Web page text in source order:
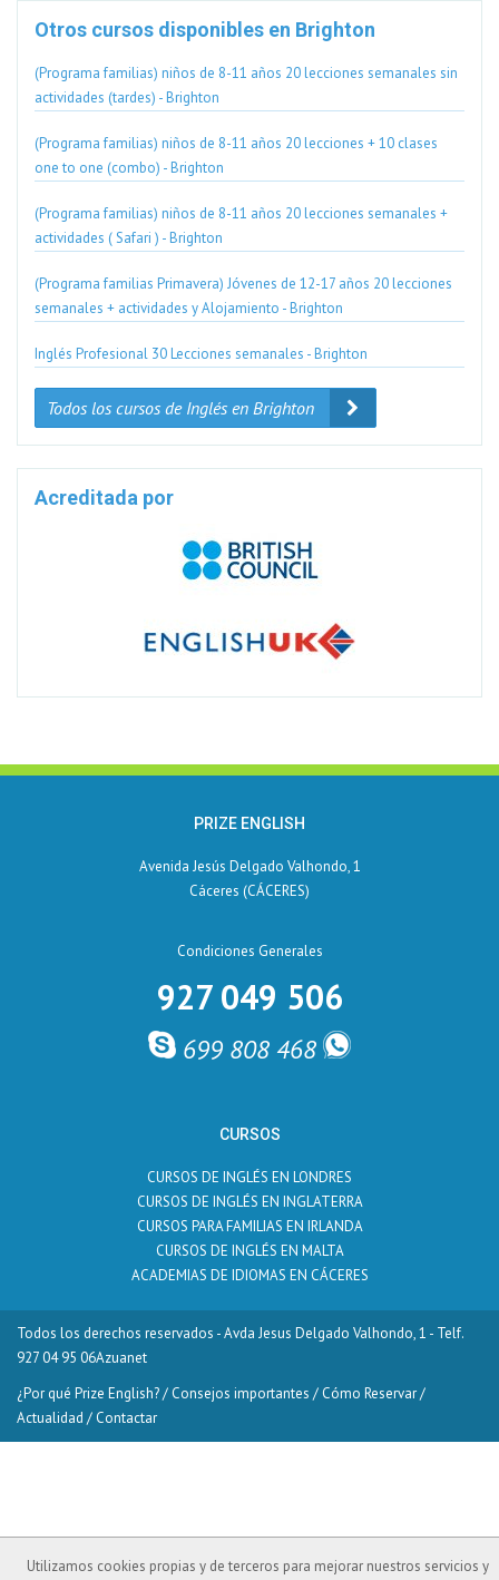
Utilizamos cookies propias y de terceros para mejorar nuestros servicios y
Otros cursos disponibles en Brighton
(Programa familias) niños de 8-11 años 20 lecciones semanales sin
actividades (tardes) - Brighton
(Programa familias) niños de 8-11 años 20 lecciones + 10 clases
one to one (combo) - Brighton
(Programa familias) niños de 8-11 años 20 lecciones semanales +
actividades ( Safari ) - Brighton
(Programa familias Primavera) Jóvenes de 12-17 años 20 lecciones
semanales + actividades y Alojamiento - Brighton
Inglés Profesional 30 Lecciones semanales - Brighton
Todos los cursos de Inglés en Brighton
Acreditada por
PRIZE ENGLISH
Avenida Jesús Delgado Valhondo, 1
Cáceres (CÁCERES)
Condiciones Generales
927 049 506
699 808 468
CURSOS
CURSOS DE INGLÉS EN LONDRES
CURSOS DE INGLÉS EN INGLATERRA
CURSOS PARA FAMILIAS EN IRLANDA
CURSOS DE INGLÉS EN MALTA
ACADEMIAS DE IDIOMAS EN CÁCERES
Todos los derechos reservados - Avda Jesus Delgado Valhondo, 1 - Telf.
927 04 95 06Azuanet
¿Por qué Prize English?/ Consejos importantes / Cómo Reservar/
Actualidad / Contactar